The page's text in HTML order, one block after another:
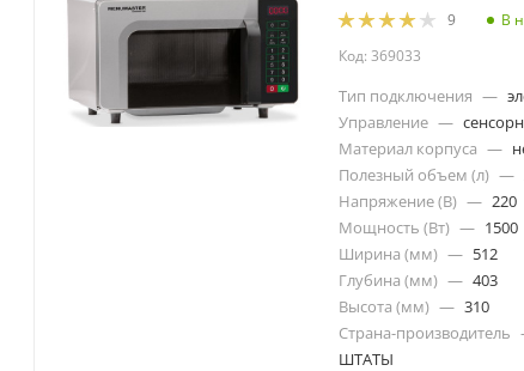
9
В
Код: 369033
Тип подключения —
Управление —
Материал корпуса —
Полезный объем (л) —
Напряжение (В) — 220
Мощность (Вт) — 1500
Ширина (мм) — 512
Глубина (мм) — 403
Высота (мм) — 310
Страна-производитель
ШТАТЫ